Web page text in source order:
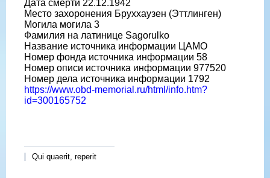
Дата смерти 22.12.1942
Место захоронения Бруххаузен (Эттлинген)
Могила могила 3
Фамилия на латинице Sagorulko
Название источника информации ЦАМО
Номер фонда источника информации 58
Номер описи источника информации 977520
Номер дела источника информации 1792
https://www.obd-memorial.ru/html/info.htm?
id=300165752
Qui quaerit, reperit